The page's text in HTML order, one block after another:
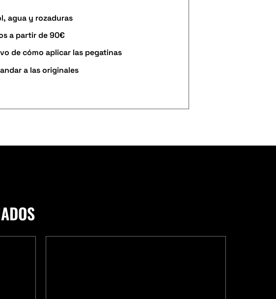
agua y rozaduras
a partir de 90€
de cómo aplicar las pegatinas
a las originales